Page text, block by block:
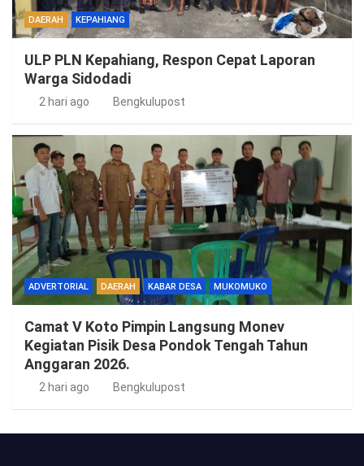
DAERAH KEPAHIANG
ULP PLN Kepahiang, Respon Cepat Laporan
Warga Sidodadi
2 hari ago Bengkulupost
ADVERTORIAL DAERAH KABAR DESA MUKOMUKO
Camat V Koto Pimpin Langsung Monev
Kegiatan Pisik Desa Pondok Tengah Tahun
Anggaran 2026.
2 hari ago Bengkulupost